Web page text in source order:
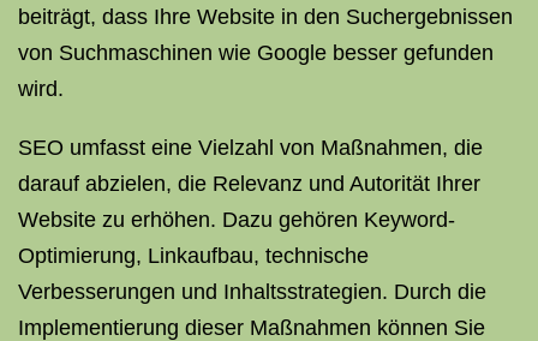
beiträgt, dass Ihre Website in den Suchergebnissen
von Suchmaschinen wie Google besser gefunden
wird.
SEO umfasst eine Vielzahl von Maßnahmen, die
darauf abzielen, die Relevanz und Autorität Ihrer
Website zu erhöhen. Dazu gehören Keyword-
Optimierung, Linkaufbau, technische
Verbesserungen und Inhaltsstrategien. Durch die
Implementierung dieser Maßnahmen können Sie